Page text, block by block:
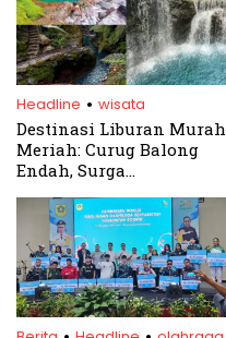
Headline . wisata
Destinasi Liburan Murah
Meriah: Curug Balong
Endah, Surga
. .